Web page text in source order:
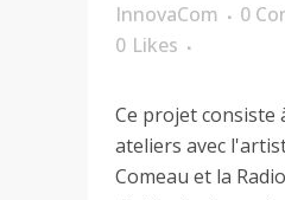
InnovaCom
0
0 Likes
Ce projet consiste
ateliers avec
Comeau et la